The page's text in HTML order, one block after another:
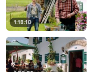
1:18:10